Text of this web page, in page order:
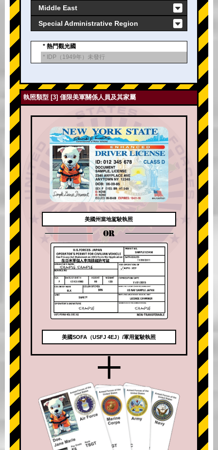
Middle East
Special Administrative Region
* 熱門觀光國
* IDP（1949年）未發行
執照類型 [3] 僅限美軍關係人員及其家屬
美國州當地駕駛執照
OR
美國SOFA（USFJ 4EJ）/軍用駕駛執照
+